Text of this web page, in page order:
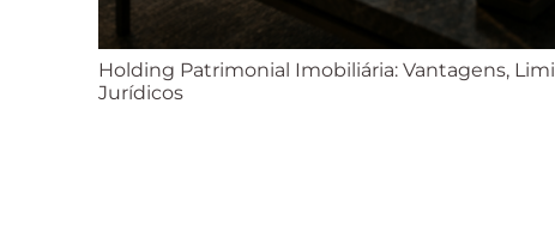
Holding Patrimonial Imobiliária: Vantagens,
Jurídicos